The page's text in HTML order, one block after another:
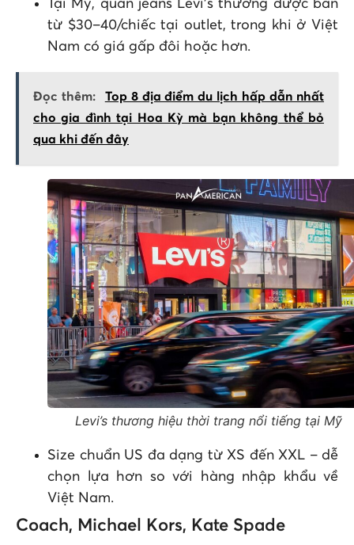
Tại Mỹ, quần jeans Levi’s thường được bán
từ $30–40/chiếc tại outlet, trong khi ở Việt
Nam có giá gấp đôi hoặc hơn.
Đọc thêm:
Top 8 địa điểm du lịch hấp dẫn nhất
cho gia đình tại Hoa Kỳ mà bạn không thể bỏ
qua khi đến đây
Levi’s thương hiệu thời trang nổi tiếng tại Mỹ
Size chuẩn US đa dạng từ XS đến XXL – dễ
chọn lựa hơn so với hàng nhập khẩu về
Việt Nam.
Coach, Michael Kors, Kate Spade